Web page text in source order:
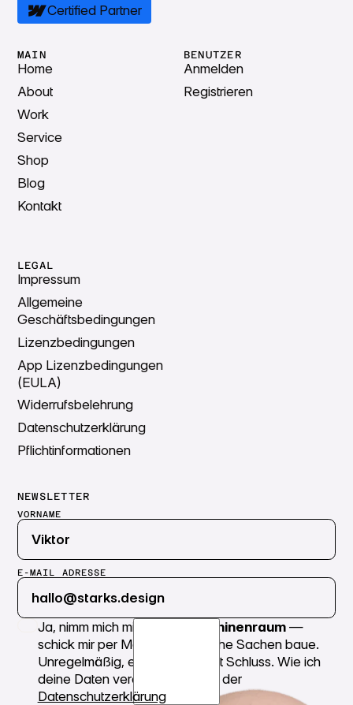
Certified Partner
MAIN
Home
About
Work
Service
Shop
Blog
Kontakt
BENUTZER
Anmelden
Registrieren
LEGAL
Impressum
Allgemeine
Geschäftsbedingungen
Lizenzbedingungen
App Lizenzbedingungen
(EULA)
Widerrufsbelehrung
Datenschutzerklärung
Pflichtinformationen
NEWSLETTER
VORNAME
E-MAIL ADRESSE
Ja, nimm mich mit in den Maschinenraum—
schick mir per Mail, wie ich solche Sachen baue.
Unregelmäßig, ehrlich, jederzeit Schluss. Wie ich
deine Daten verarbeite, steht in der
Datenschutzerklärung.